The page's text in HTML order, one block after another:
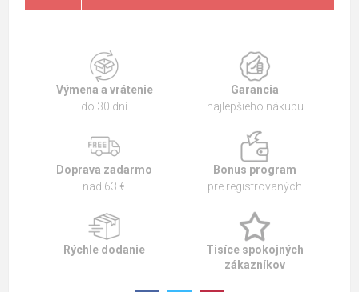
Výmena a vrátenie
do 30 dní
Garancia
najlepšieho nákupu
Doprava zadarmo
nad 63 €
Bonus program
pre registrovaných
Rýchle dodanie
Tisíce spokojných
zákazníkov